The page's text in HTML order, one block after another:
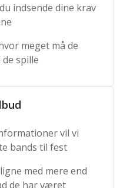
indsende dine krav
meget må de
spille
vil vi
bands til fest
med mere end
de har været